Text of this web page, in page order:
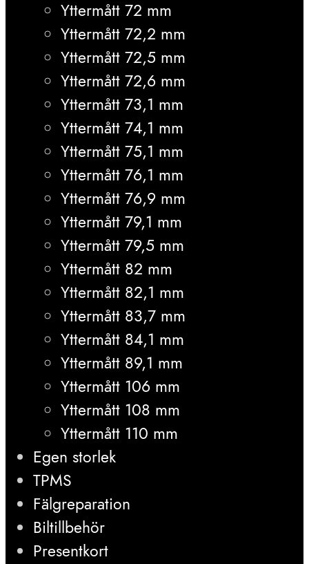
Yttermått 72 mm
Yttermått 72,2 mm
Yttermått 72,5 mm
Yttermått 72,6 mm
Yttermått 73,1 mm
Yttermått 74,1 mm
Yttermått 75,1 mm
Yttermått 76,1 mm
Yttermått 76,9 mm
Yttermått 79,1 mm
Yttermått 79,5 mm
Yttermått 82 mm
Yttermått 82,1 mm
Yttermått 83,7 mm
Yttermått 84,1 mm
Yttermått 89,1 mm
Yttermått 106 mm
Yttermått 108 mm
Yttermått 110 mm
Egen storlek
TPMS
Fälgreparation
Biltillbehör
Presentkort